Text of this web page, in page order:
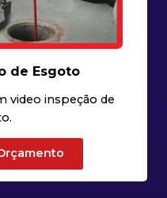
de Esgoto
video inspeção de